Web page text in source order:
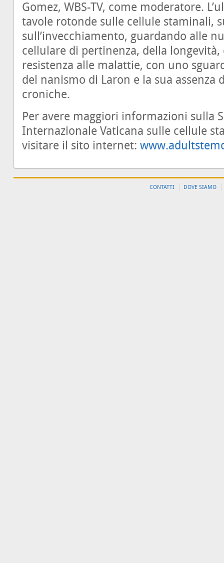
Gomez, WBS-TV, come moderatore.
tavole rotonde sulle cellule staminali,
sull’invecchiamento, guardando alle
cellulare di pertinenza, della longevità,
resistenza alle malattie, con uno
del nanismo di Laron e la sua
croniche.
Per avere maggiori informazioni sulla
Internazionale Vaticana sulle cellule
visitare il sito internet:
CONTATTI DOVE SIAMO